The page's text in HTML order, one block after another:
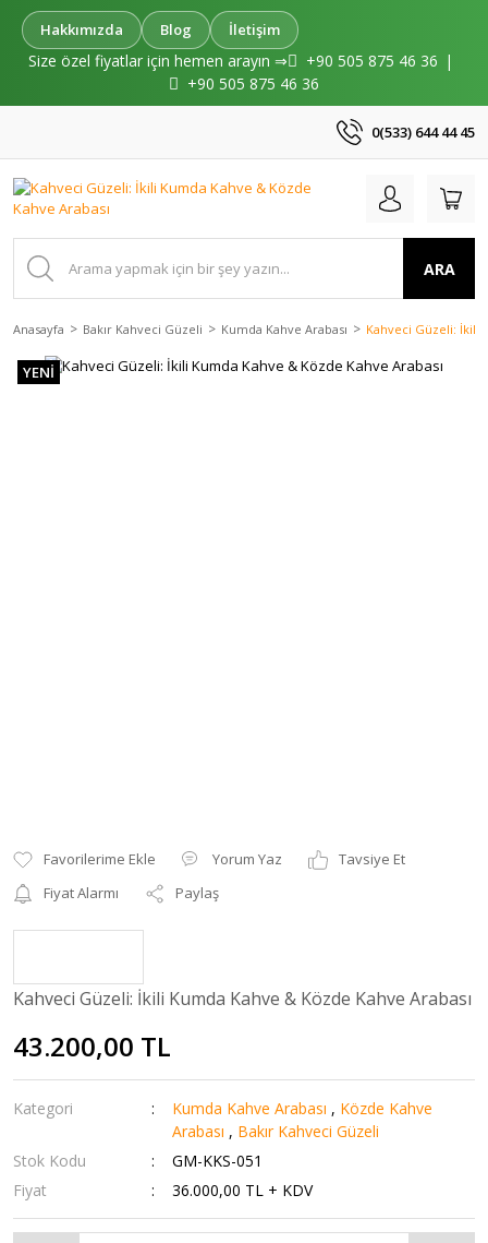
Hakkımızda Blog İletişim
Size özel fiyatlar için hemen arayın ⇒ +90 505 875 46 36 |
+90 505 875 46 36
0(533) 644 44 45
ARA
Anasayfa Bakır Kahveci Güzeli Kumda Kahve Arabası Kahveci Güzeli: İkili
YENİ
Yorum Yaz
Tavsiye Et
Fiyat Alarmı
Paylaş
Kahveci Güzeli: İkili Kumda Kahve & Közde Kahve Arabası
43.200,00 TL
Kategori Kumda Kahve Arabası , Közde Kahve
Arabası , Bakır Kahveci Güzeli
Stok Kodu
GM-KKS-051
Fiyat
36.000,00 TL + KDV